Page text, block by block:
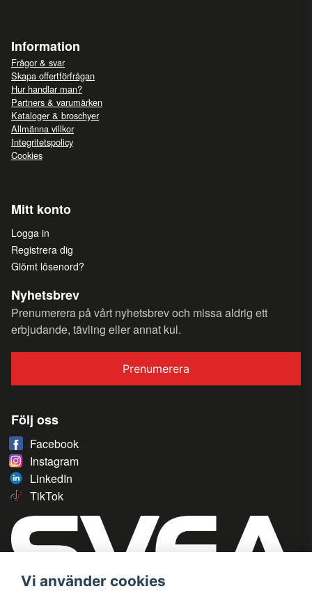
Information
Frågor & svar
Skapa offertförfrågan
Hur handlar man?
Partners & varumärken
Kataloger & broschyer
Allmänna villkor
Integritetspolicy
Cookies
Mitt konto
Logga in
Registrera dig
Glömt lösenord?
Nyhetsbrev
Prenumerera på vårt nyhetsbrev och missa aldrig ett
erbjudande, tävling eller annat kul.
Prenumerera
Följ oss
Facebook
Instagram
LinkedIn
TikTok
Vi använder cookies